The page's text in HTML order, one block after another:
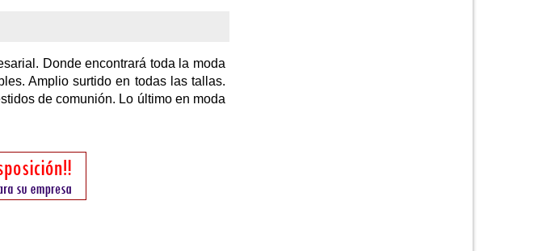
Donde encontrará toda la moda
Amplio surtido en todas las tallas.
de comunión. Lo último en moda